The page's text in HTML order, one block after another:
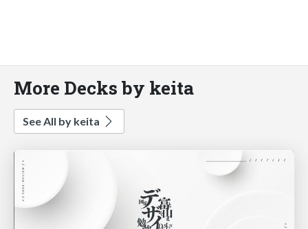
More Decks by keita
See All by keita